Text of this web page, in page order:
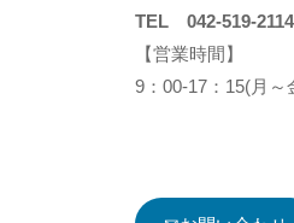
TEL 042-519-2114
【営業時間】
9：00-17：15(月～